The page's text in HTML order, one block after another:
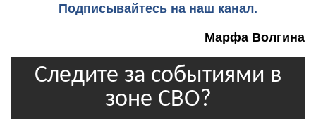
Подписывайтесь на наш канал.
Марфа Волгина